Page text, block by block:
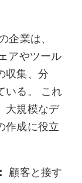
企業は、
アやツール
収集、分
いる。 これ
大規模なデ
作成に役立
顧客と接す